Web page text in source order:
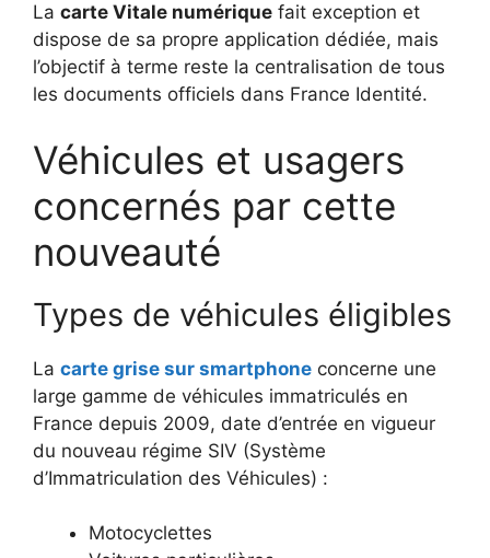
La carte Vitale numérique fait exception et
dispose de sa propre application dédiée, mais
l’objectif à terme reste la centralisation de tous
les documents officiels dans France Identité.
Véhicules et usagers
concernés par cette
nouveauté
Types de véhicules éligibles
La carte grise sur smartphone concerne une
large gamme de véhicules immatriculés en
France depuis 2009, date d’entrée en vigueur
du nouveau régime SIV (Système
d’Immatriculation des Véhicules) :
Motocyclettes